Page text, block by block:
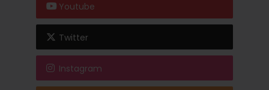
Youtube
Twitter
Instagram